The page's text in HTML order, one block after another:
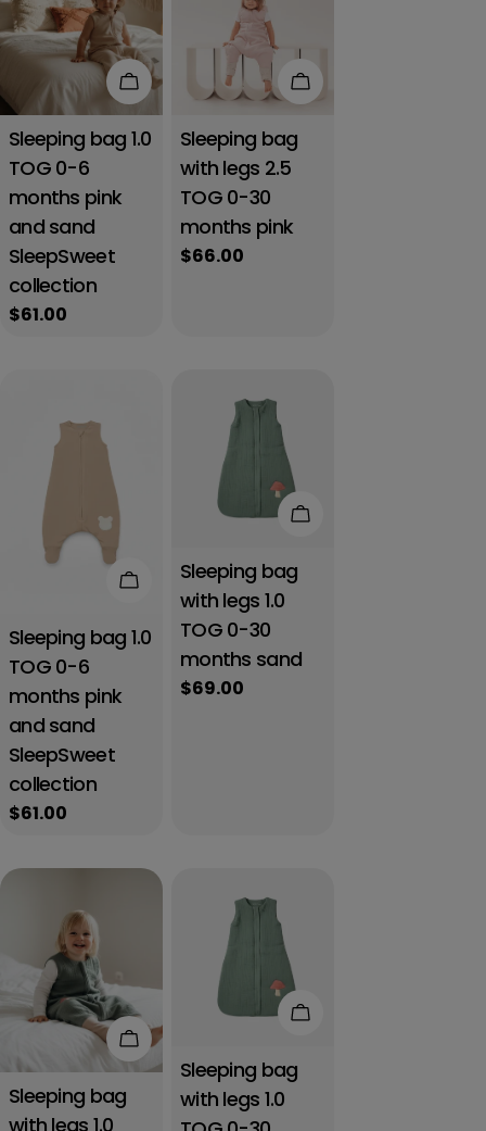
Add to cart
Sleeping bag 1.0
TOG 0-6
months pink
and sand
SleepSweet
collection
Regular
$61.00
Add to cart
Sleeping bag
with legs 2.5
TOG 0-30
months pink
Regular
$66.00
Add to cart
Sleeping bag 1.0
TOG 0-6
months pink
and sand
SleepSweet
collection
Regular
$61.00
Add to cart
Sleeping bag
with legs 1.0
TOG 0-30
months sand
Regular
$69.00
Add to cart
Sleeping bag
with legs 1.0
Add to cart
Sleeping bag
with legs 1.0